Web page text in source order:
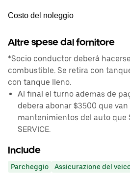
Costo del noleggio
Altre spese dal fornitore
*Socio conductor deberá
combustible. Se retira con
con tanque lleno.
Al final el turno ademas de
debera abonar $3500 que
mantenimientos del auto que
SERVICE.
Include
Parcheggio Assicurazione del